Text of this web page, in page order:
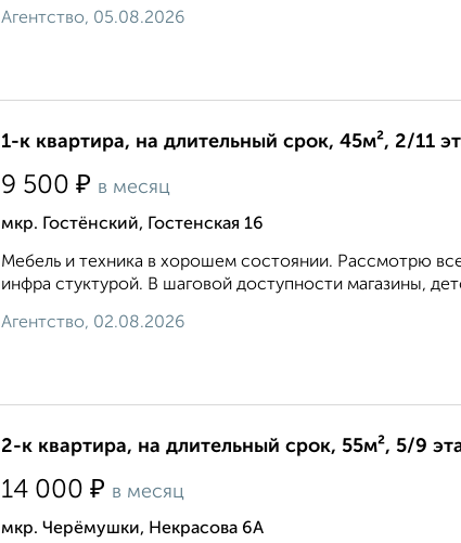
Агентство, 05.08.2026
1-к квартира, на длительный срок, 45м², 2/11
9 500 ₽ в месяц
мкр. Гостёнский, Гостенская 16
Мебель и техника в хорошем состоянии. Рассмотрю
инфра стуктурой. В шаговой доступности магазины,
Агентство, 02.08.2026
2-к квартира, на длительный срок, 55м², 5/9
14 000 ₽ в месяц
мкр. Черёмушки, Некрасова 6А